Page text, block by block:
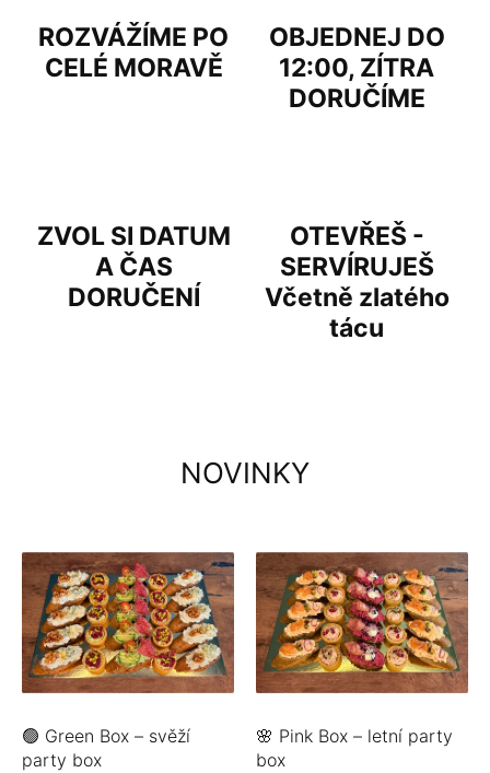
m
h
ů
d
k
y
-
D
ROZVÁŽÍME PO
CELÉ MORAVĚ
OBJEDNEJ DO
12:00, ZÍTRA
DORUČÍME
ZVOL SI DATUM
A ČAS
DORUČENÍ
OTEVŘEŠ -
SERVÍRUJEŠ
Včetně zlatého
tácu
NOVINKY
🟢 Green Box – svěží
party box
🌸 Pink Box – letní party
box